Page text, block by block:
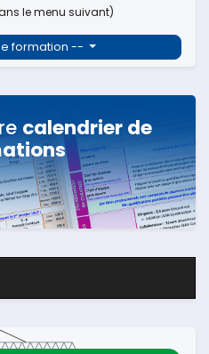
le menu suivant)
formation --
calendrier de